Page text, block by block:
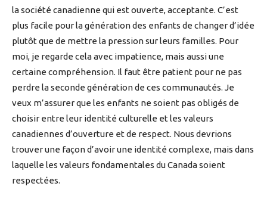
la société canadienne qui est ouverte, acceptante. C’est
plus facile pour la génération des enfants de changer d’idée
plutôt que de mettre la pression sur leurs familles. Pour
moi, je regarde cela avec impatience, mais aussi une
certaine compréhension. Il faut être patient pour ne pas
perdre la seconde génération de ces communautés. Je
veux m’assurer que les enfants ne soient pas obligés de
choisir entre leur identité culturelle et les valeurs
canadiennes d’ouverture et de respect. Nous devrions
trouver une façon d’avoir une identité complexe, mais dans
laquelle les valeurs fondamentales du Canada soient
respectées.